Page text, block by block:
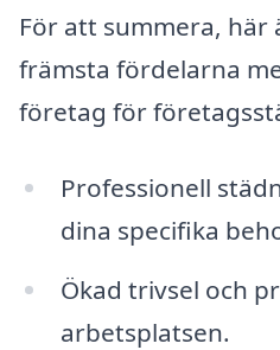
För att summera, här
främsta fördelarna
företag för
Professionell
dina specifika
Ökad trivsel och
arbetsplatsen.